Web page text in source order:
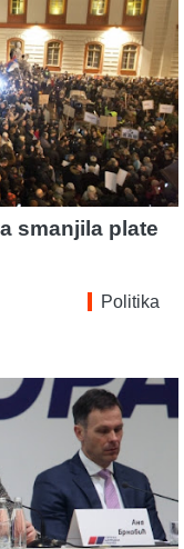
smanjila plate
Politika